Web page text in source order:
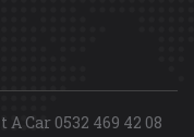
Car 0532 469 42 08